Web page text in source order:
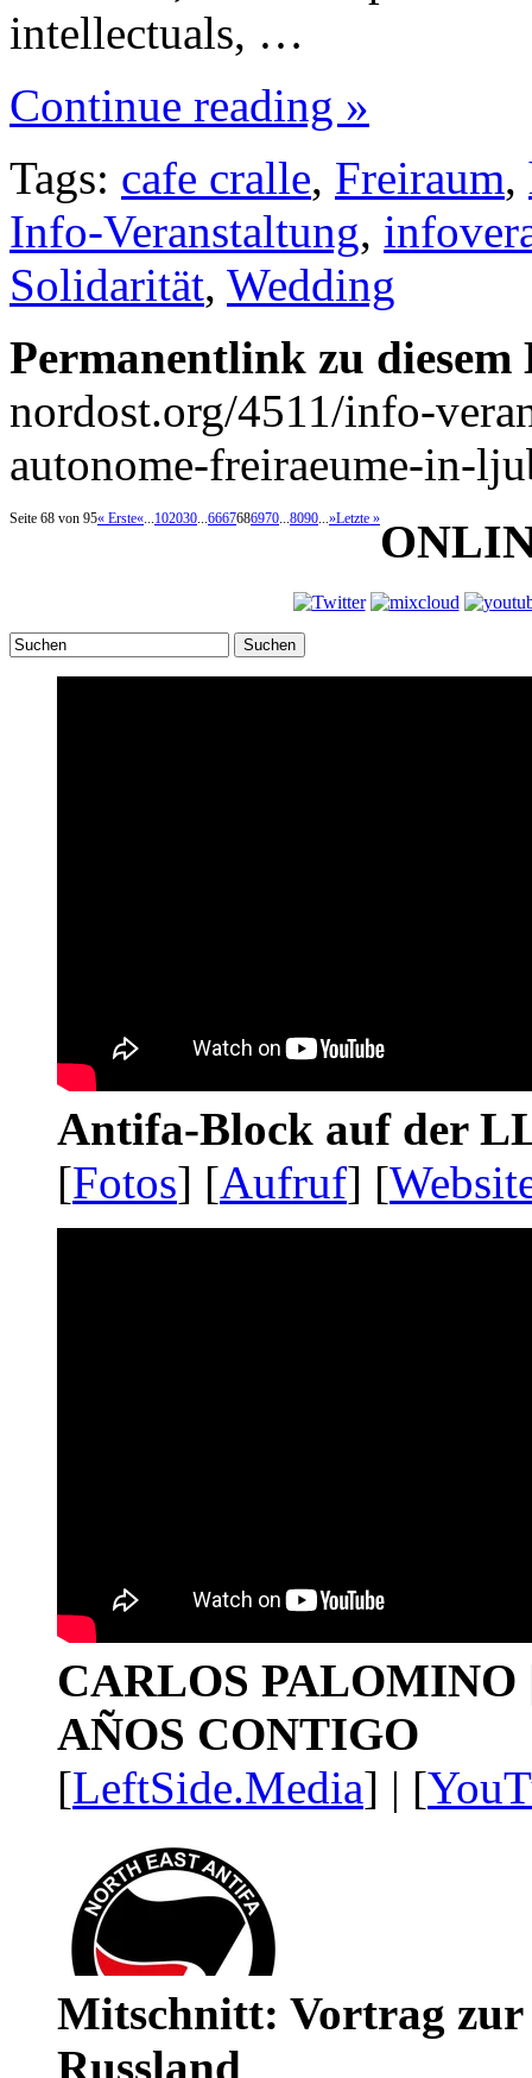
intellectuals, …
Continue reading »
Tags: cafe cralle, Freiraum,
Info-Veranstaltung,
Solidarität, Wedding
Permanentlink zu
nordost.org/4511/info-
autonome-freiraeume-in-
Seite 68 von 95« Erste«...102030...6667686970...8090...»Letzte »
Suchen
Antifa-Block auf der
[Fotos] [Aufruf] [
CARLOS PALOMINO
AÑOS CONTIGO
[LeftSide.Media] | [
Mitschnitt: Vortrag zur
Russland